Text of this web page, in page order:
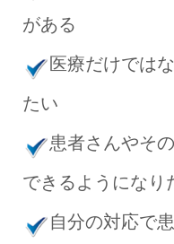
がある
医療だけでは
たい
患者さんやそ
できるようになり
自分の対応で